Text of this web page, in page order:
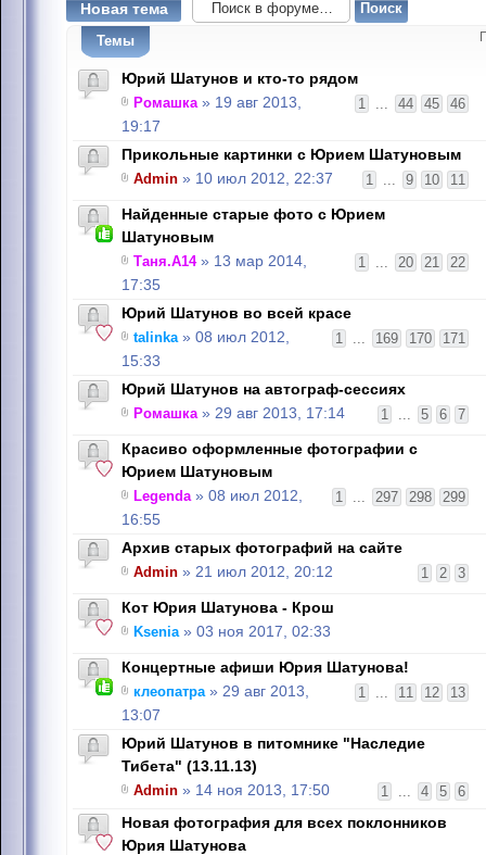
Новая тема
Темы
Юрий Шатунов и кто-то рядом
1 ... 44 45 46
Ромашка» 19 авг 2013,
19:17
Прикольные картинки с Юрием Шатуновым
1 ... 9 10 11
Admin » 10 июл 2012, 22:37
Найденные старые фото с Юрием
Шатуновым
1 ... 20 21 22
Таня.А14» 13 мар 2014,
17:35
Юрий Шатунов во всей красе
1 ... 169 170 171
talinka» 08 июл 2012,
15:33
Юрий Шатунов на автограф-сессиях
1 ... 5 6 7
Ромашка» 29 авг 2013, 17:14
Красиво оформленные фотографии с
Юрием Шатуновым
1 ... 297 298 299
Legenda» 08 июл 2012,
16:55
Архив старых фотографий на сайте
1 2 3
Admin » 21 июл 2012, 20:12
Кот Юрия Шатунова - Крош
Ksenia» 03 ноя 2017, 02:33
Концертные афиши Юрия Шатунова!
1 ... 11 12 13
клеопатра» 29 авг 2013,
13:07
Юрий Шатунов в питомнике "Наследие
Тибета" (13.11.13)
1 ... 4 5 6
Admin » 14 ноя 2013, 17:50
Новая фотография для всех поклонников
Юрия Шатунова